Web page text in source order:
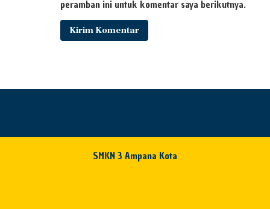
peramban ini untuk komentar saya berikutnya.
SMKN 3 Ampana Kota